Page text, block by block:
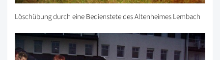
Löschübung durch eine Bedienstete des Altenheimes Lembach